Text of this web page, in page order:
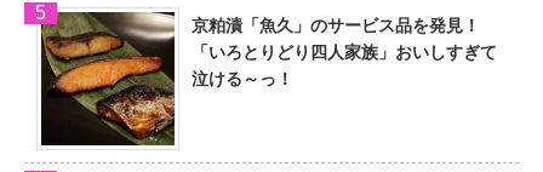
京粕漬「魚久」のサービス品を発見！
「いろとりどり四人家族」おいしすぎて
泣ける～っ！